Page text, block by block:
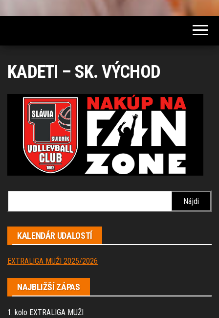
KADETI – SK. VÝCHOD
KALENDÁR UDALOSTÍ
EXTRALIGA MUŽI 2025/2026
NAJBLIŽŠÍ ZÁPAS
1. kolo EXTRALIGA MUŽI